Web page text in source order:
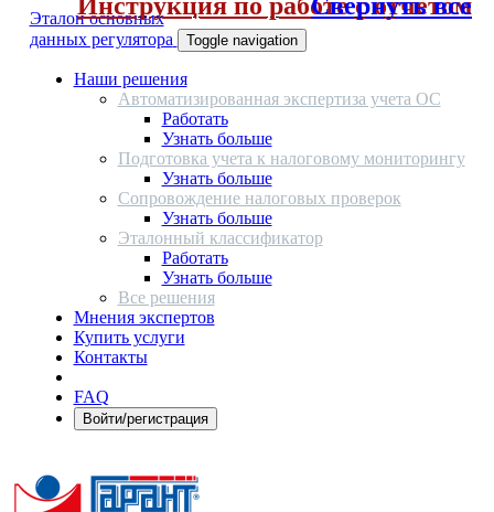
Эталон основных
данных регулятора
Toggle navigation
Наши решения
Автоматизированная экспертиза учета ОС
Работать
Узнать больше
Подготовка учета к налоговому мониторингу
Узнать больше
Сопровождение налоговых проверок
Узнать больше
Эталонный классификатор
Работать
Узнать больше
Все решения
Мнения экспертов
Купить услуги
Контакты
FAQ
Войти/регистрация